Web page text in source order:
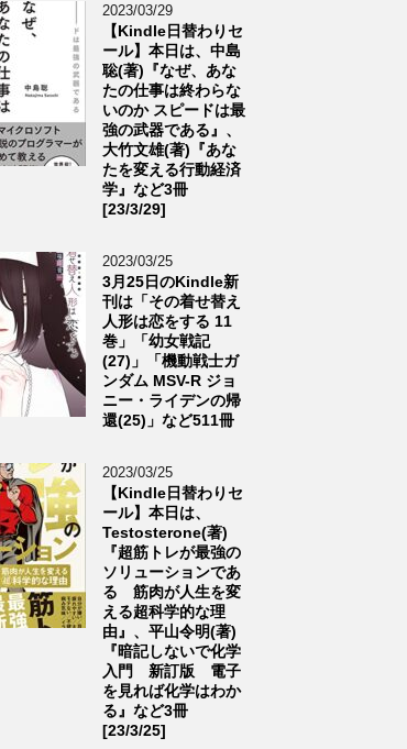
2023/03/29
【Kindle日替わりセ
ール】本日は、中島
聡(著)『なぜ、あな
たの仕事は終わらな
いのか スピードは最
強の武器である』、
大竹文雄(著)『あな
たを変える行動経済
学』など3冊
[23/3/29]
2023/03/25
3月25日のKindle新
刊は「その着せ替え
人形は恋をする 11
巻」「幼女戦記
(27)」「機動戦士ガ
ンダム MSV-R ジョ
ニー・ライデンの帰
還(25)」など511冊
2023/03/25
【Kindle日替わりセ
ール】本日は、
Testosterone(著)
『超筋トレが最強の
ソリューションであ
る 筋肉が人生を変
える超科学的な理
由』、平山令明(著)
『暗記しないで化学
入門 新訂版 電子
を見れば化学はわか
る』など3冊
[23/3/25]